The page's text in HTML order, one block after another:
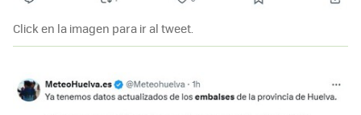
Click en la imagen para ir al tweet.